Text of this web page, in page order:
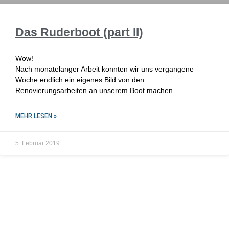
Das Ruderboot (part II)
Wow!
Nach monatelanger Arbeit konnten wir uns vergangene
Woche endlich ein eigenes Bild von den
Renovierungsarbeiten an unserem Boot machen.
MEHR LESEN »
5. Februar 2019